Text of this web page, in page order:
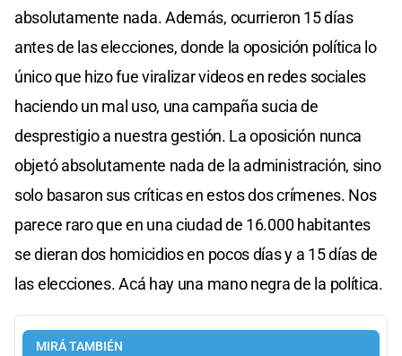
absolutamente nada. Además, ocurrieron 15 días
antes de las elecciones, donde la oposición política lo
único que hizo fue viralizar videos en redes sociales
haciendo un mal uso, una campaña sucia de
desprestigio a nuestra gestión. La oposición nunca
objetó absolutamente nada de la administración, sino
solo basaron sus críticas en estos dos crímenes. Nos
parece raro que en una ciudad de 16.000 habitantes
se dieran dos homicidios en pocos días y a 15 días de
las elecciones. Acá hay una mano negra de la política.
MIRÁ TAMBIÉN